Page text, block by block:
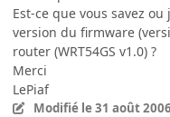
Est-ce que vous savez
version du firmware
router (WRT54GS v1.0) ?
Merci
LePiaf
Modifié le 31 août 2006